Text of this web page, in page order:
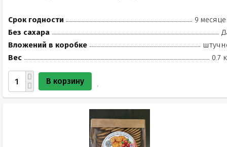
Срок годности
9
Без сахара
Вложений в коробке
Вес
0.7
В корзину